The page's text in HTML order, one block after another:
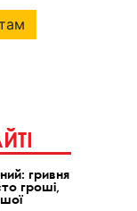
гривня
гроші,